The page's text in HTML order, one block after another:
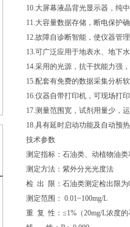
10.大屏幕液晶背光显示器，纯
11.大容量数据存储，断电保护
12.故障自诊断智能，使仪器管
13.可广泛应用于地表水、地下
14.采用的光源，抗干扰能力强
15.配套有免费的数据采集分析
16.仪器自带打印机，可现场打
17.测量范围宽，试剂用量少，
18.具有延时启动功能及自动预
技术参数
测定指标：石油类、动植物油类
测定方法：紫外分光光度法
检 出 限：石油类测定检出限为
测定范围： 0.01~100mg/L
重 复 性：≤1%（20mg/L浓度的